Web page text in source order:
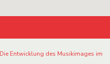
Entwicklung des Musikimages im